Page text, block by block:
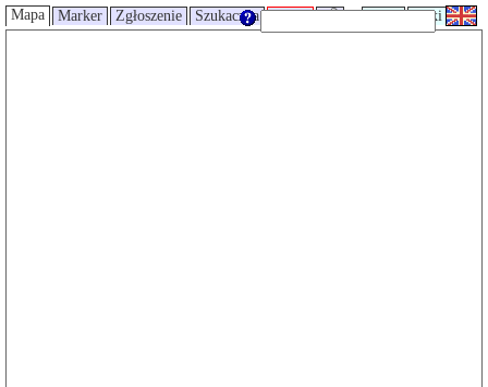
Mapa Marker Zgłoszenie Szukaczka Trasy UMP Wiki